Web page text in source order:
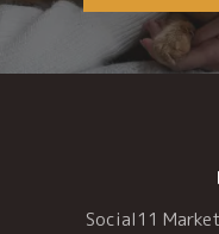
Social11